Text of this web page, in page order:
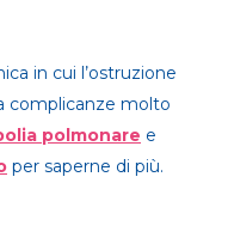
in cui l’ostruzione
complicanze molto
polmonare e
per saperne di più.